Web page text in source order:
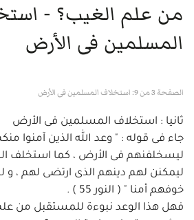
من علم الغيب؟ -
المسلمين فى الأرض
الصفحة 3 من 9: استخلاف المسلمين فى الأرض
ثانيا : استخلاف المسلمين فى الأرض
جاء فى قوله : " وعد الله الذين آمنوا
ليسخلفنهم فى الأرض ، كما استخلف
ليمكنن لهم دينهم الذى ارتضى لهم ، و
خوفهم أمنا " ( النور 55 ) .
فهل هذا الوعد نبوءة للمستقبل من